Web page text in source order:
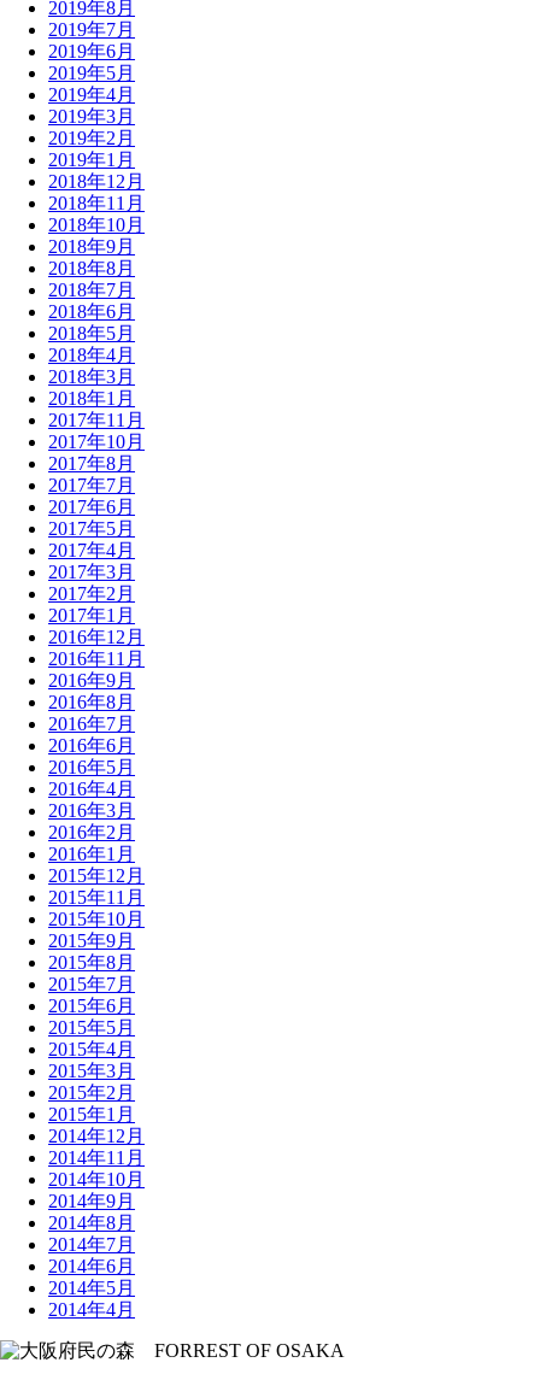
2019年8月
2019年7月
2019年6月
2019年5月
2019年4月
2019年3月
2019年2月
2019年1月
2018年12月
2018年11月
2018年10月
2018年9月
2018年8月
2018年7月
2018年6月
2018年5月
2018年4月
2018年3月
2018年1月
2017年11月
2017年10月
2017年8月
2017年7月
2017年6月
2017年5月
2017年4月
2017年3月
2017年2月
2017年1月
2016年12月
2016年11月
2016年9月
2016年8月
2016年7月
2016年6月
2016年5月
2016年4月
2016年3月
2016年2月
2016年1月
2015年12月
2015年11月
2015年10月
2015年9月
2015年8月
2015年7月
2015年6月
2015年5月
2015年4月
2015年3月
2015年2月
2015年1月
2014年12月
2014年11月
2014年10月
2014年9月
2014年8月
2014年7月
2014年6月
2014年5月
2014年4月